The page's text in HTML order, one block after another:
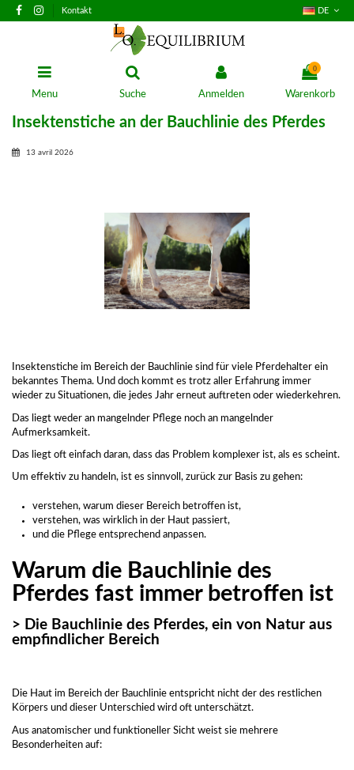
Kontakt DE
Menu Suche Anmelden
0
Warenkorb
Insektenstiche an der Bauchlinie des Pferdes
13 avril 2026
Insektenstiche im Bereich der Bauchlinie sind für viele Pferdehalter ein
bekanntes Thema. Und doch kommt es trotz aller Erfahrung immer
wieder zu Situationen, die jedes Jahr erneut auftreten oder wiederkehren.
Das liegt weder an mangelnder Pflege noch an mangelnder
Aufmerksamkeit.
Das liegt oft einfach daran, dass das Problem komplexer ist, als es scheint.
Um effektiv zu handeln, ist es sinnvoll, zurück zur Basis zu gehen:
verstehen, warum dieser Bereich betroffen ist,
verstehen, was wirklich in der Haut passiert,
und die Pflege entsprechend anpassen.
Warum die Bauchlinie des
Pferdes fast immer betroffen ist
> Die Bauchlinie des Pferdes, ein von Natur aus
empfindlicher Bereich
Die Haut im Bereich der Bauchlinie entspricht nicht der des restlichen
Körpers und dieser Unterschied wird oft unterschätzt.
Aus anatomischer und funktioneller Sicht weist sie mehrere
Besonderheiten auf: